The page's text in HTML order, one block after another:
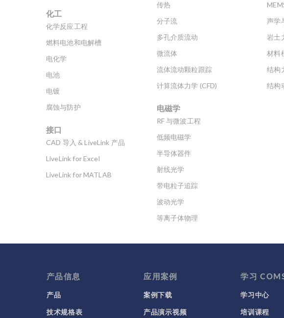
化工
化学反应工程
燃料电池和电解槽
电化学
电池
电镀
腐蚀与防护
接口
CAD 导入 & LiveLink 产品
LiveLink for Excel
LiveLink for MATLAB
传热
分子流
多孔介质流动
微流体
流体流动颗粒跟踪
计算流体力学 (CFD)
电磁学
RF 与微波工程
低频电磁学
半导体器件
射线光学
带电粒子追踪
波动光学
等离子体物理
声学
岩土
材料
结构
结构
产品信息
产品
技术规格表
应用案例
案例下载
产品演示视频
学习
学习中心
培训课程